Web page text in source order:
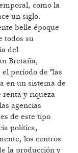
como la
un siglo.
belle époque
todos su
del
Bretaña,
el período de "las
en un sistema de
renta y riqueza
agencias
de este tipo
política,
los centros
la producción y